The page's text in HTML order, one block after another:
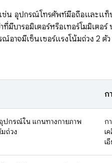
ช่น อุปกรณ์โทรศัพท์มือถือและแ
มีบารอมิเตอร์หรือเทอร์โมมิเตอร์
อาจมีเซ็นเซอร์แรงโน้มถ่วง 2 ตั
ก
ปกรณ์ใน แกนทางกายภาพ
ถ่วง
ก
เ
เ